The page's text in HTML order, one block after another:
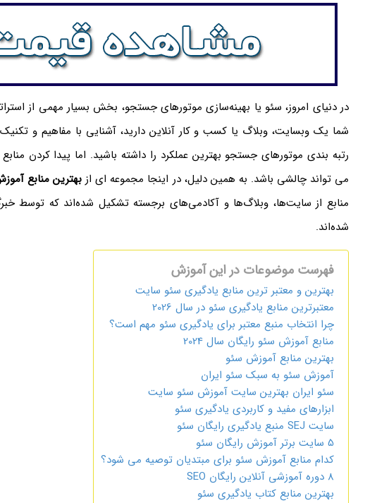
در دنیای امروز، سئو یا بهینه‌سازی موتورهای جستجو، بخش بسیار مهمی از
شما یک وبسایت، وبلاگ یا کسب و کار آنلاین دارید، آشنایی با مفاهیم و
رتبه‌ بندی موتورهای جستجو بهترین عملکرد را داشته باشید. اما پیدا کردن
می ‌تواند چالشی باشد. به همین دلیل، در اینجا مجموعه ‌ای از بهترین منابع
منابع از سایت‌ها، وبلاگ‌ها و آکادمی‌های برجسته تشکیل شده‌اند که توسط
شده‌اند.
فهرست موضوعات در این آموزش
بهترین و معتبر ترین منابع یادگیری سئو سایت
معتبرترین منابع یادگیری سئو در سال 2026
چرا انتخاب منبع معتبر برای یادگیری سئو مهم است؟
منابع آموزش سئو رایگان سال 2024
بهترین منابع آموزش سئو
آموزش سئو به سبک سئو ایران
سئو ایران بهترین سایت آموزش سئو سایت
ابزارهای مفید و کاربردی یادگیری سئو
سایت SEJ منبع یادگیری رایگان سئو
5 سایت برتر آموزش رایگان سئو
کدام منابع آموزش سئو برای مبتدیان توصیه می‌ شود؟
8 دوره آموزشی آنلاین رایگان SEO
بهترین منابع کتاب یادگیری سئو